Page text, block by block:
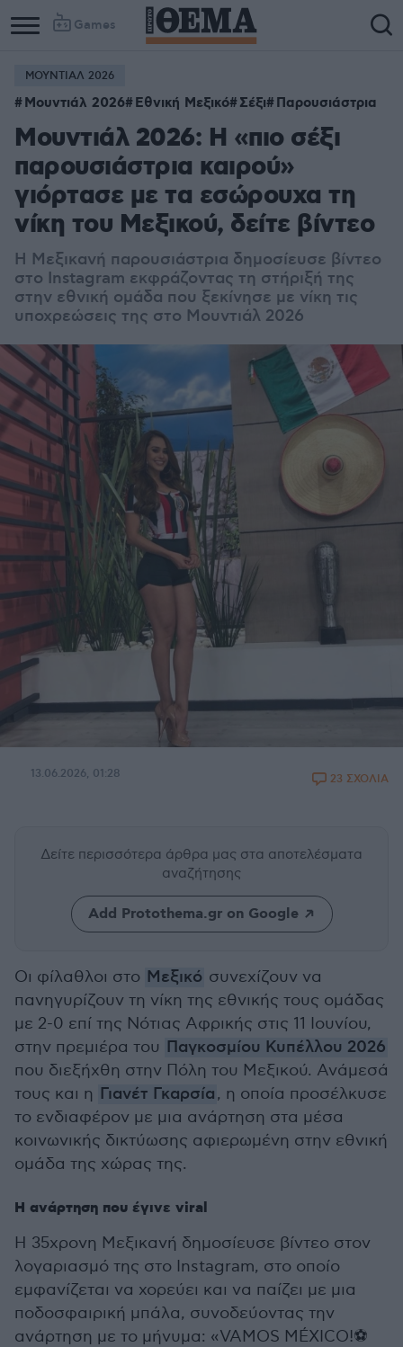
Games
Column
1
Column
2
ΜΟΥΝΤΙΑΛ 2026
Μουντιάλ 2026 Εθνική Μεξικό Σέξι Παρουσιάστρια
Μουντιάλ 2026: Η «πιο σέξι
παρουσιάστρια καιρού»
γιόρτασε με τα εσώρουχα τη
νίκη του Μεξικού, δείτε βίντεο
Η Μεξικανή παρουσιάστρια δημοσίευσε βίντεο
στο Instagram εκφράζοντας τη στήριξή της
στην εθνική ομάδα που ξεκίνησε με νίκη τις
υποχρεώσεις της στο Μουντιάλ 2026
13.06.2026, 01:28 23 ΣΧΟΛΙΑ
Δείτε περισσότερα άρθρα μας στα αποτελέσματα
αναζήτησης
Add Protothema.gr on Google
Οι φίλαθλοι στο Μεξικό συνεχίζουν να
πανηγυρίζουν τη νίκη της εθνικής τους ομάδας
με 2-0 επί της Νότιας Αφρικής στις 11 Ιουνίου,
στην πρεμιέρα του Παγκοσμίου Κυπέλλου 2026
που διεξήχθη στην Πόλη του Μεξικού. Ανάμεσά
τους και η Γιανέτ Γκαρσία, η οποία προσέλκυσε
το ενδιαφέρον με μια ανάρτηση στα μέσα
κοινωνικής δικτύωσης αφιερωμένη στην εθνική
ομάδα της χώρας της.
Η ανάρτηση που έγινε viral
Η 35χρονη Μεξικανή δημοσίευσε βίντεο στον
λογαριασμό της στο Instagram, στο οποίο
εμφανίζεται να χορεύει και να παίζει με μια
ποδοσφαιρική μπάλα, συνοδεύοντας την
ανάρτηση με το μήνυμα: «VAMOS MÉXICO!⚽️